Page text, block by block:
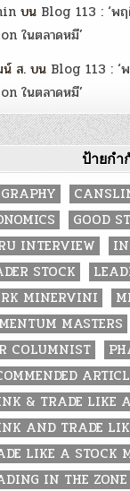
บน Blog 113 : ‘พ
ในตลาดหมี’
ส. บน Blog 113 :
ในตลาดหมี’
ป้ายกำ
GOOD
INTERVIEW
STOCK
MINERVINI
MASTERS
COLUMNIST
& TRADE LIKE
AND TRADE
LIKE A STOCK
IN THE ZONE